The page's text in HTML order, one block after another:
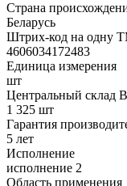
Страна
Беларусь
Штрих-код на одну
4606034172483
Единица измерения
шт
Центральный склад
1 325 шт
Гарантия
5 лет
Исполнение
исполнение 2
Область применения